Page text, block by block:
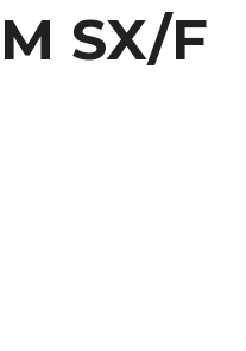
SX/F